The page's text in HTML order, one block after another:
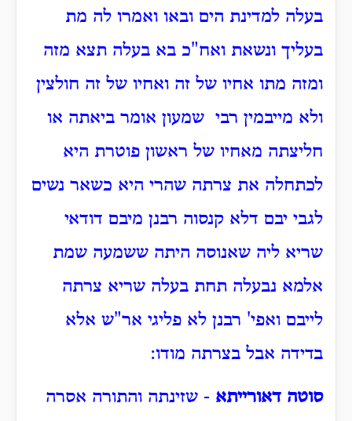
בעלה למדינת הים ובאו ואמרו לה מת
בעליך ונשאת ואח"כ בא בעלה תצא מזה
ומזה מתו אחיו של זה ואחיו של זה חולצין
ולא מייבמין רבי שמעון אומר ביאתה או
חליצתה מאחיו של ראשון פוטרת היא
לכתחלה את צרתה שהרי היא כשאר נשים
לגבי יבם דלא קנסוה רבנן מיבם דודאי
שריא ליה שאנוסה היתה ששמעה שמת
אלמא נבעלה תחת בעלה שריא צרתה
לייבם ואפי' רבנן לא פליגי אר"ש אלא
בדידה אבל בצרתה מודו:
סוטה דאורייתא - שזינתה והתורה אסרה